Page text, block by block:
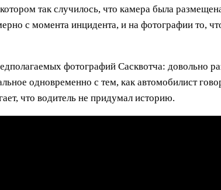
так случилось, что камера была
с момента инцидента, и на фотографии то,
фотографий Сасквотча: довольно
одновременно с тем, как автомобилист
что водитель не придумал историю.